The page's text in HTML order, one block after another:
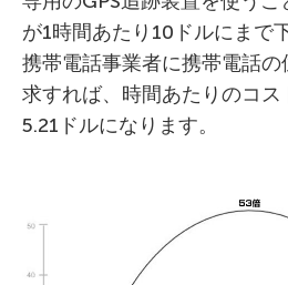
が1時間あたり10ドルにまで
携帯電話事業者に携帯電話
求すれば、時間あたりのコス
5.21ドルになります。